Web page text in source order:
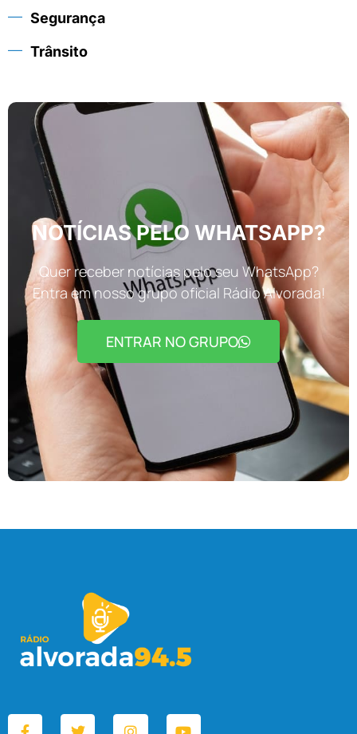
Segurança
Trânsito
NOTÍCIAS PELO WHATSAPP?
Quer receber notícias pelo seu WhatsApp?
Entra em nosso grupo oficial Rádio Alvorada!
ENTRAR NO GRUPO